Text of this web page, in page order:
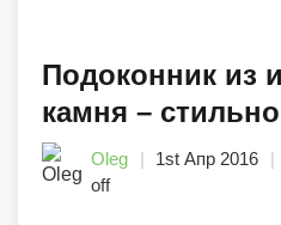
Подоконник из
камня –
Oleg 1st Апр 2016
off